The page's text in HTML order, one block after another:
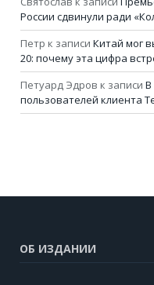
России сдвинули ради
Петр к записи Китай мог
20: почему эта цифра
Петуард Эдров к записи В
пользователей клиента
ОБ ИЗДАНИИ